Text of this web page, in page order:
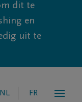
dit te
en
uit te
NL FR